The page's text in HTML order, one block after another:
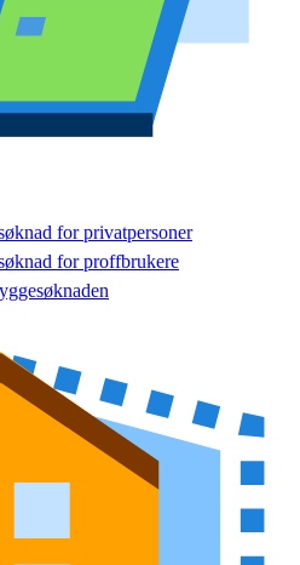
for privatpersoner
for proffbrukere